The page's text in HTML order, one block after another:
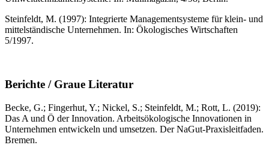
Steinfeldt, M. (1997): Integrierte Managementsysteme für klein- und
mittelständische Unternehmen. In: Ökologisches Wirtschaften
5/1997.
Berichte / Graue Literatur
Becke, G.; Fingerhut, Y.; Nickel, S.; Steinfeldt, M.; Rott, L. (2019):
Das A und Ö der Innovation. Arbeitsökologische Innovationen in
Unternehmen entwickeln und umsetzen. Der NaGut-Praxisleitfaden.
Bremen.